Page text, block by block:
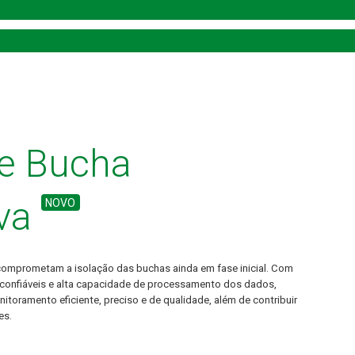
Bucha
NOVO
a isolação das buchas ainda em fase inicial. Com
e alta capacidade de processamento dos dados,
eficiente, preciso e de qualidade, além de contribuir